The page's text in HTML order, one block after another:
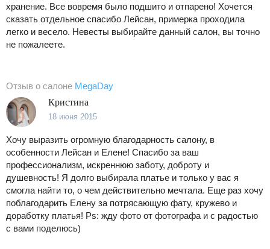
хранение. Все вовремя было подшито и отпарено! Хочется
сказать отдельное спасибо Лейсан, примерка проходила
легко и весело. Невесты выбирайте данный салон, вы точно
не пожалеете.
Отзыв о салоне MegaDay
Кристина
18 июня 2015
Хочу выразить огромную благодарность салону, в
особенности Лейсан и Елене! Спасибо за ваш
профессионализм, искреннюю заботу, доброту и
душевность! Я долго выбирала платье и только у вас я
смогла найти то, о чем действительно мечтала. Еще раз хочу
поблагодарить Елену за потрясающую фату, кружево и
доработку платья! Ps: жду фото от фотографа и с радостью
с вами поделюсь)